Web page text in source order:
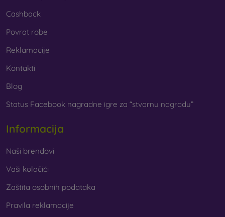
Cashback
Povrat robe
Reklamacije
Kontakti
Blog
Status Facebook nagradne igre za “stvarnu nagradu”
Informacija
Naši brendovi
Vaši kolačići
Zaštita osobnih podataka
Pravila reklamacije